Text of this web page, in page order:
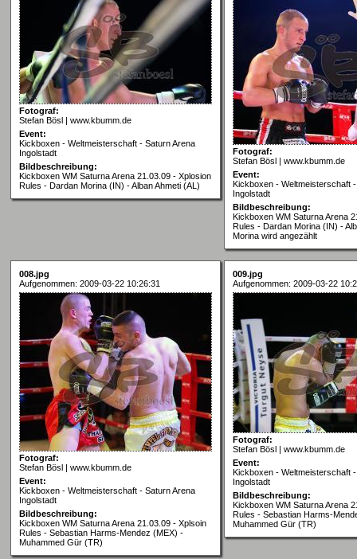
Fotograf:
Stefan Bösl | www.kbumm.de
Event:
Kickboxen - Weltmeisterschaft - Saturn Arena
Ingolstadt
Bildbeschreibung:
Kickboxen WM Saturna Arena 21.03.09 - Xplosion
Rules - Dardan Morina (IN) - Alban Ahmeti (AL)
Fotograf:
Stefan Bösl | www.kbumm.de
Event:
Kickboxen - Weltmeisterschaft
Ingolstadt
Bildbeschreibung:
Kickboxen WM Saturna Arena
Rules - Dardan Morina (IN) -
Morina wird angezählt
008.jpg
Aufgenommen: 2009-03-22 10:26:31
Fotograf:
Stefan Bösl | www.kbumm.de
Event:
Kickboxen - Weltmeisterschaft - Saturn Arena
Ingolstadt
Bildbeschreibung:
Kickboxen WM Saturna Arena 21.03.09 - Xplsoin
Rules - Sebastian Harms-Mendez (MEX) -
Muhammed Gür (TR)
009.jpg
Aufgenommen: 2009-03-22
Fotograf:
Stefan Bösl | www.kbumm.de
Event:
Kickboxen - Weltmeisterschaft
Ingolstadt
Bildbeschreibung:
Kickboxen WM Saturna Arena
Rules - Sebastian Harms-
Muhammed Gür (TR)